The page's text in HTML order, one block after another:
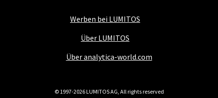
Werben bei LUMITOS
Über LUMITOS
Über analytica-world.com
© 1997-2026 LUMITOS AG, All rights reserved